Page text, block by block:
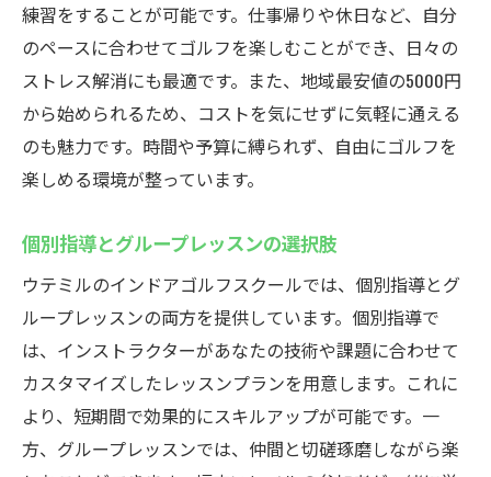
個別フィードバックで見える効果
長期的なスキルアップのためのアドバイス
最新設備で快適に練習！ウテミル浦安駅前のイ
ンドアゴルフスクールとは
最新シミュレーターによるリアルな体験
快適な練習環境でモチベーションアップ
データ分析で効率的な練習計画
設備を活用した自主練習のすすめ
技術向上に役立つ最新ツール
地域最安値から始めるウテミル浦安駅前店のイ
ンドアゴルフスクール体験
コストパフォーマンス抜群の理由
練習をすることが可能です。仕事帰りや休日など、自分
のペースに合わせてゴルフを楽しむことができ、日々の
ストレス解消にも最適です。また、地域最安値の5000円
から始められるため、コストを気にせずに気軽に通える
のも魅力です。時間や予算に縛られず、自由にゴルフを
楽しめる環境が整っています。
個別指導とグループレッスンの選択肢
ウテミルのインドアゴルフスクールでは、個別指導とグ
ループレッスンの両方を提供しています。個別指導で
は、インストラクターがあなたの技術や課題に合わせて
カスタマイズしたレッスンプランを用意します。これに
より、短期間で効果的にスキルアップが可能です。一
方、グループレッスンでは、仲間と切磋琢磨しながら楽